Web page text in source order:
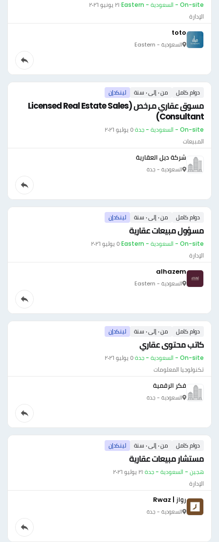
On-site - السعودية - Eastern ·٢١ يونيو ٢٠٢٦
الإدارة
toto
السعودية - Eastern
دوام كامل من ٠ إلى ٠ سنة لينكدإن
مسوق عقاري مرخص (Licensed Real Estate Sales
Consultant)
On-site - السعودية - جدة ·٥ يوليو ٢٠٢٦
المبيعات
شركة ديل العقارية
السعودية - جدة
دوام كامل من ٠ إلى ٠ سنة لينكدإن
مسؤول مبيعات عقارية
On-site - السعودية - Eastern ·٥ يوليو ٢٠٢٦
الإدارة
alhazem
السعودية - Eastern
دوام كامل من ٠ إلى ٠ سنة لينكدإن
كاتب محتوى عقاري
On-site - السعودية - جدة ·٥ يوليو ٢٠٢٦
تكنولوجيا المعلومات
فكر الرقمية
السعودية - جدة
دوام كامل من ٠ إلى ٠ سنة لينكدإن
مستشار مبيعات عقارية
هجين - السعودية - جدة·٢١ يوليو ٢٠٢٦
الإدارة
رواز | Rwaz
السعودية - جدة